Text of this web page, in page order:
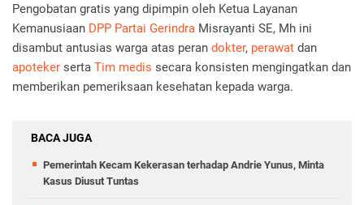
Pengobatan gratis yang dipimpin oleh Ketua Layanan
Kemanusiaan DPP Partai Gerindra Misrayanti SE, Mh ini
disambut antusias warga atas peran dokter, perawat dan
apoteker serta Tim medis secara konsisten mengingatkan dan
memberikan pemeriksaan kesehatan kepada warga.
BACA JUGA
Pemerintah Kecam Kekerasan terhadap Andrie Yunus, Minta
Kasus Diusut Tuntas